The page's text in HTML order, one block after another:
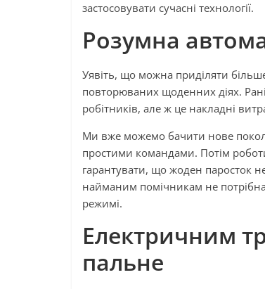
застосовувати сучасні технології.
Розумна
Уявіть, що можна приділяти
повторюваних щоденних діях.
робітників, але ж це накладні
Ми вже можемо бачити нове
простими командами. Потім
гарантувати, що жоден паросток
найманим помічникам не
режимі.
Електричним
пальне